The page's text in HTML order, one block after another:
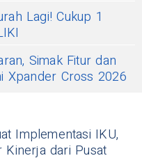
Lagi! Cukup 1
Simak Fitur dan
Xpander Cross 2026
Implementasi IKU,
Kinerja dari Pusat